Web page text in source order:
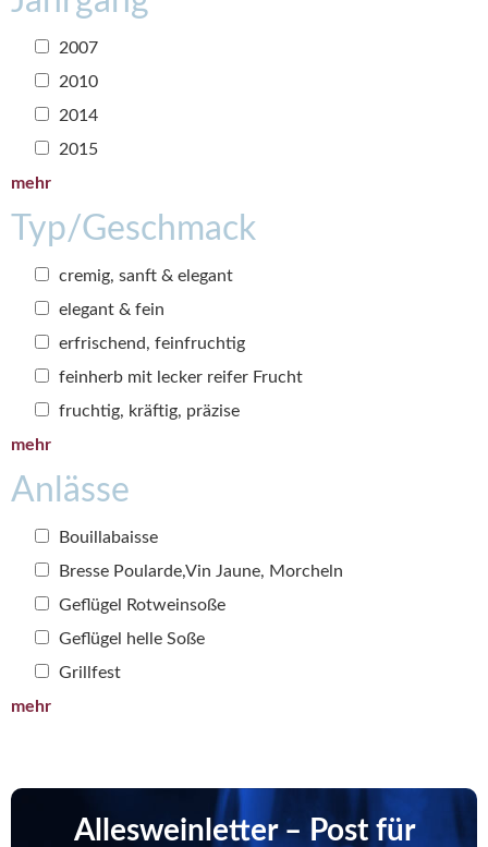
2007
2010
2014
2015
mehr
Typ/Geschmack
cremig, sanft & elegant
elegant & fein
erfrischend, feinfruchtig
feinherb mit lecker reifer Frucht
fruchtig, kräftig, präzise
mehr
Anlässe
Bouillabaisse
Bresse Poularde,Vin Jaune, Morcheln
Geflügel Rotweinsoße
Geflügel helle Soße
Grillfest
mehr
Allesweinletter – Post für